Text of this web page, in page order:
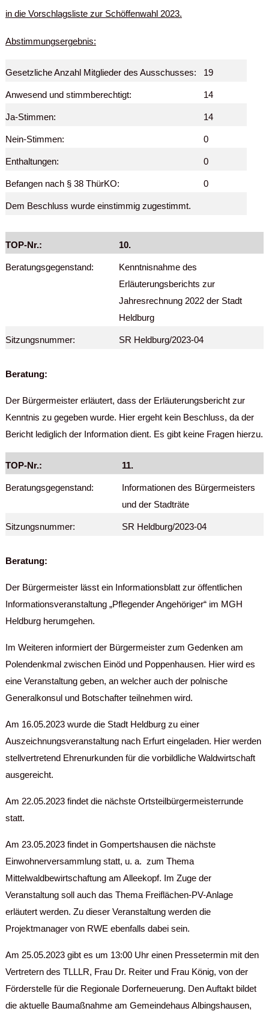
in die Vorschlagsliste zur Schöffenwahl 2023.
Abstimmungsergebnis:
Gesetzliche Anzahl Mitglieder des Ausschusses: 19
Anwesend und stimmberechtigt: 14
Ja-Stimmen: 14
Nein-Stimmen: 0
Enthaltungen: 0
Befangen nach § 38 ThürKO: 0
Dem Beschluss wurde einstimmig zugestimmt.
TOP-Nr.: 10.
Beratungsgegenstand:
Kenntnisnahme des
Erläuterungsberichts zur
Jahresrechnung 2022 der Stadt
Heldburg
Sitzungsnummer: SR Heldburg/2023-04
Beratung:
Der Bürgermeister erläutert, dass der Erläuterungsbericht zur
Kenntnis zu gegeben wurde. Hier ergeht kein Beschluss, da der
Bericht lediglich der Information dient. Es gibt keine Fragen hierzu.
TOP-Nr.: 11.
Beratungsgegenstand:
Informationen des Bürgermeisters
und der Stadträte
Sitzungsnummer: SR Heldburg/2023-04
Beratung:
Der Bürgermeister lässt ein Informationsblatt zur öffentlichen
Informationsveranstaltung „Pflegender Angehöriger“ im MGH
Heldburg herumgehen.
Im Weiteren informiert der Bürgermeister zum Gedenken am
Polendenkmal zwischen Einöd und Poppenhausen. Hier wird es
eine Veranstaltung geben, an welcher auch der polnische
Generalkonsul und Botschafter teilnehmen wird.
Am 16.05.2023 wurde die Stadt Heldburg zu einer
Auszeichnungsveranstaltung nach Erfurt eingeladen. Hier werden
stellvertretend Ehrenurkunden für die vorbildliche Waldwirtschaft
ausgereicht.
Am 22.05.2023 findet die nächste Ortsteilbürgermeisterrunde
statt.
Am 23.05.2023 findet in Gompertshausen die nächste
Einwohnerversammlung statt, u. a. zum Thema
Mittelwaldbewirtschaftung am Alleekopf. Im Zuge der
Veranstaltung soll auch das Thema Freiflächen-PV-Anlage
erläutert werden. Zu dieser Veranstaltung werden die
Projektmanager von RWE ebenfalls dabei sein.
Am 25.05.2023 gibt es um 13:00 Uhr einen Pressetermin mit den
Vertretern des TLLLR, Frau Dr. Reiter und Frau König, von der
Förderstelle für die Regionale Dorferneuerung. Den Auftakt bildet
die aktuelle Baumaßnahme am Gemeindehaus Albingshausen,